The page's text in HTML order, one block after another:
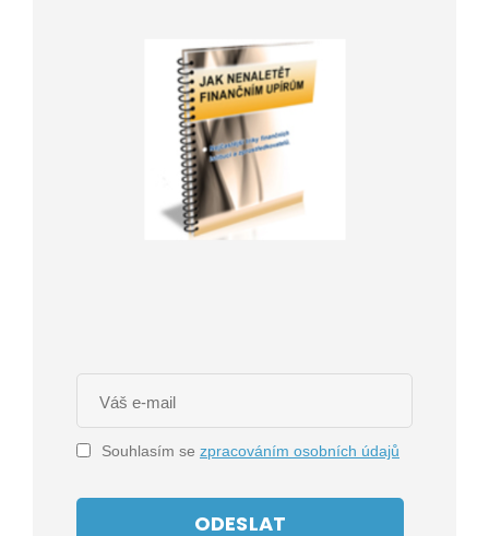
Souhlasím se zpracováním osobních údajů
ODESLAT